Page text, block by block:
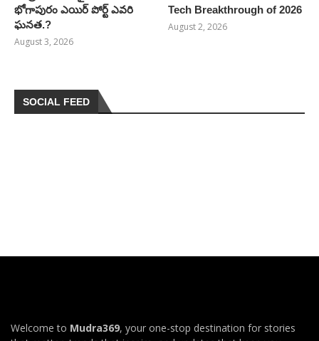
భోగాపురం ఎయిర్ పోర్ట్ ఎవరి
ఘనత.?
August 3, 2026
Tech Breakthrough of 2026
August 2, 2026
SOCIAL FEED
Welcome to Mudra369, your one-stop destination for stories